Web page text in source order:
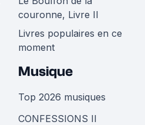
couronne, Livre II
Livres populaires en ce
moment
Musique
Top 2026 musiques
CONFESSIONS II